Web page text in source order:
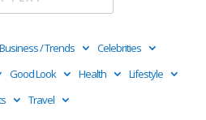
Business / Trends
Celebrities
Good Look Health
Lifestyle
Travel